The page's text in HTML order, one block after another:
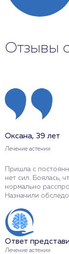
Отзывы
Оксана, 39 лет
Лечение астении
Пришла с
нет сил. Боялась,
нормально
Назначили
Ответ
Лечение астении